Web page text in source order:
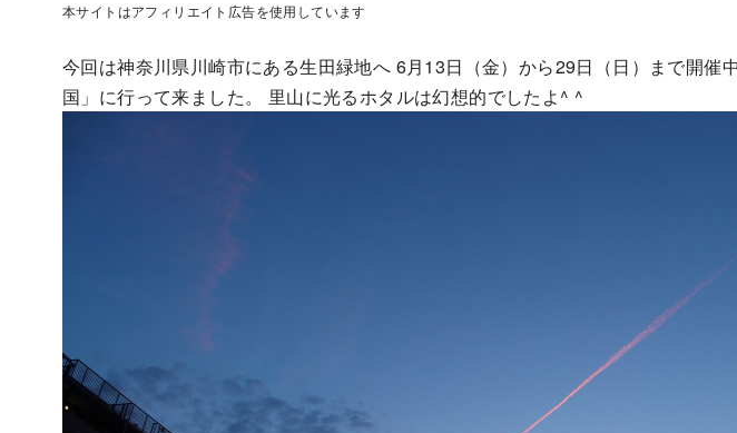
本サイトはアフィリエイト広告を使用しています
今回は神奈川県川崎市にある生田緑地へ 6月13日（金）から29日（日）まで開催
国」に行って来ました。 里山に光るホタルは幻想的でしたよ^ ^